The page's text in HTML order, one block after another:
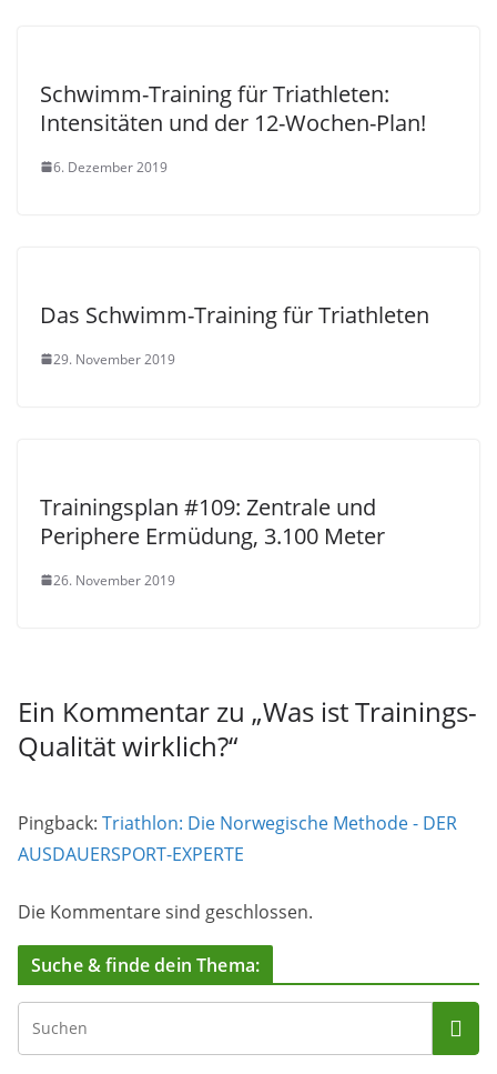
Schwimm-Training für Triathleten:
Intensitäten und der 12-Wochen-Plan!
6. Dezember 2019
Das Schwimm-Training für Triathleten
29. November 2019
Trainingsplan #109: Zentrale und
Periphere Ermüdung, 3.100 Meter
26. November 2019
Ein Kommentar zu „Was ist Trainings-
Qualität wirklich?“
Pingback: Triathlon: Die Norwegische Methode - DER
AUSDAUERSPORT-EXPERTE
Die Kommentare sind geschlossen.
Suche & finde dein Thema: